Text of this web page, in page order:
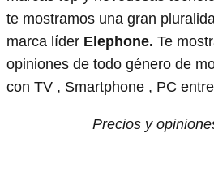
te mostramos una gran
marca líder Elephone. Te
opiniones de todo género de
con TV , Smartphone , PC
Precios y